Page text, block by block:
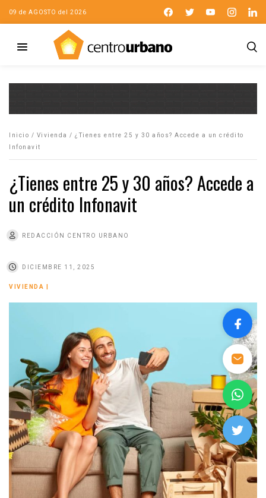
09 de AGOSTO del 2026
Inicio / Vivienda / ¿Tienes entre 25 y 30 años? Accede a un crédito
Infonavit
¿Tienes entre 25 y 30 años? Accede a
un crédito Infonavit
REDACCIÓN CENTRO URBANO
DICIEMBRE 11, 2025
VIVIENDA